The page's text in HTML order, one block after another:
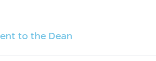
to the Dean